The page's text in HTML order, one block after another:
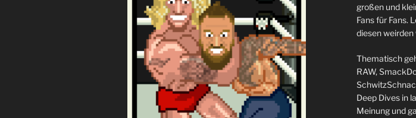
großen und
Fans für Fans.
diesen
Thematisch
RAW,
Deep Dives in
Meinung und